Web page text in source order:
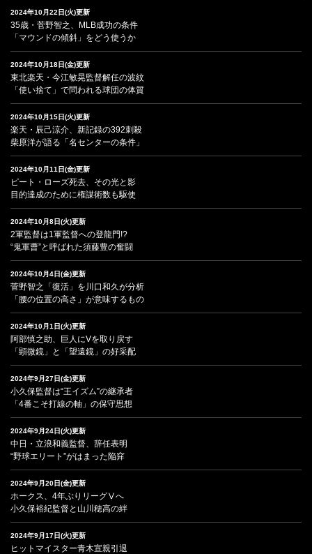
2024年10月22日(火)更新
35歳・菅野智之、MLB成功の条件
「マウンドの傾斜」をどう使うか
2024年10月18日(金)更新
東北楽天・今江敏晃監督解任の波紋
「使い捨て」で問われる球団の体質
2024年10月15日(火)更新
楽天・辰己涼介、新記録の392刺殺
柴原洋が語る「名センターの条件」
2024年10月11日(金)更新
ピート・ローズ死去、その光と影
目的達成のために権謀術数も駆使
2024年10月8日(火)更新
2軍監督は1軍監督への登龍門!?
“鬼軍曹”と呼ばれた須藤豊の奮闘
2024年10月4日(金)更新
菅野智之「復活」を川口和久が分析
「腰の位置の高さ」が意味するもの
2024年10月1日(火)更新
阿部慎之助、巨人にVを取り戻す
「顕微鏡」と「望遠鏡」の好采配
2024年9月27日(金)更新
小久保監督は“王イズム”の継承者
「4番こそ打線の軸」の保守思想
2024年9月24日(火)更新
中日・立浪和義監督、辞任表明
“野球エリート”がはまった陥穽
2024年9月20日(金)更新
ホークス、4年ぶりリーグⅤへ
小久保裕紀監督と山川穂高の絆
2024年9月17日(火)更新
ヒットマイスター青木宣親引退